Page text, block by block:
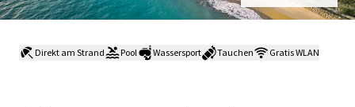
Direkt am Strand Pool Wassersport Tauchen Gratis WLAN